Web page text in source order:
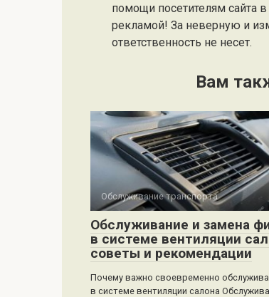
помощи посетителям сайта
рекламой! За неверную и
ответственность не несет.
Вам
Обслуживание транспорта
Обслуживание и замена
в системе вентиляции
советы и рекомендации
Почему важно своевременно
в системе вентиляции салона